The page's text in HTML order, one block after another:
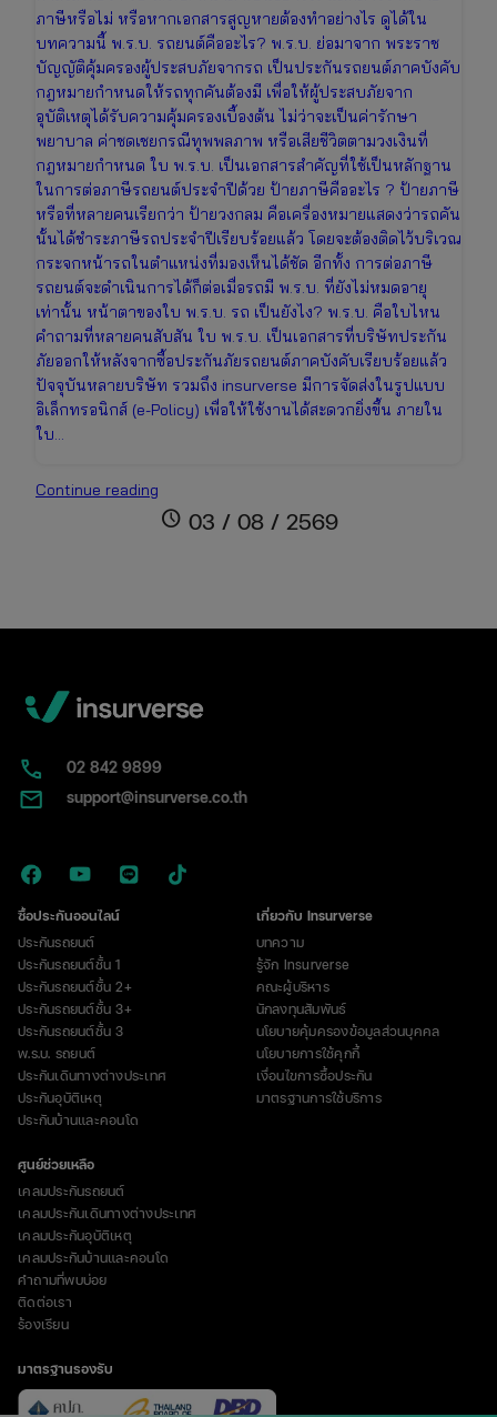
ภาษีหรือไม่ หรือหากเอกสารสูญหายต้องทำอย่างไร ดูได้ใน
บทความนี้ พ.ร.บ. รถยนต์คืออะไร? พ.ร.บ. ย่อมาจาก พระราช
บัญญัติคุ้มครองผู้ประสบภัยจากรถ เป็นประกันรถยนต์ภาคบังคับ
กฎหมายกำหนดให้รถทุกคันต้องมี เพื่อให้ผู้ประสบภัยจาก
อุบัติเหตุได้รับความคุ้มครองเบื้องต้น ไม่ว่าจะเป็นค่ารักษา
พยาบาล ค่าชดเชยกรณีทุพพลภาพ หรือเสียชีวิตตามวงเงินที่
กฎหมายกำหนด ใบ พ.ร.บ. เป็นเอกสารสำคัญที่ใช้เป็นหลักฐาน
ในการต่อภาษีรถยนต์ประจำปีด้วย ป้ายภาษีคืออะไร ? ป้ายภาษี
หรือที่หลายคนเรียกว่า ป้ายวงกลม คือเครื่องหมายแสดงว่ารถคัน
นั้นได้ชำระภาษีรถประจำปีเรียบร้อยแล้ว โดยจะต้องติดไว้บริเวณ
กระจกหน้ารถในตำแหน่งที่มองเห็นได้ชัด อีกทั้ง การต่อภาษี
รถยนต์จะดำเนินการได้ก็ต่อเมื่อรถมี พ.ร.บ. ที่ยังไม่หมดอายุ
เท่านั้น หน้าตาของใบ พ.ร.บ. รถ เป็นยังไง? พ.ร.บ. คือใบไหน
คำถามที่หลายคนสับสัน ใบ พ.ร.บ. เป็นเอกสารที่บริษัทประกัน
ภัยออกให้หลังจากซื้อประกันภัยรถยนต์ภาคบังคับเรียบร้อยแล้ว
ปัจจุบันหลายบริษัท รวมถึง insurverse มีการจัดส่งในรูปแบบ
อิเล็กทรอนิกส์ (e-Policy) เพื่อให้ใช้งานได้สะดวกยิ่งขึ้น ภายใน
ใบ…
Continue reading
พ.ร.บ.
แบบ
วิธี
กับ
ภาษี
schedule 03 / 08 / 2569
02​ 842 9899
support@insurverse.co.th
ซื้อประกันออนไลน์
ประกันรถยนต์
ประกันรถยนต์ชั้น 1
ประกันรถยนต์ชั้น 2+
ประกันรถยนต์ชั้น 3+
ประกันรถยนต์ชั้น 3
พ.ร.บ. รถยนต์
ประกันเดินทางต่างประเทศ
ประกันอุบัติเหตุ
ประกันบ้านและคอนโด
เกี่ยวกับ Insurverse
บทความ
รู้จัก Insurverse
คณะผู้บริหาร
นักลงทุนสัมพันธ์
นโยบายคุ้มครองข้อมูลส่วนบุคคล
นโยบายการใช้คุกกี้
เงื่อนไขการซื้อประกัน
มาตรฐานการใช้บริการ
ศูนย์ช่วยเหลือ
เคลมประกันรถยนต์
เคลมประกันเดินทางต่างประเทศ
เคลมประกันอุบัติเหตุ
เคลมประกันบ้านและคอนโด
คำถามที่พบบ่อย
ติดต่อเรา
ร้องเรียน
มาตรฐานรองรับ